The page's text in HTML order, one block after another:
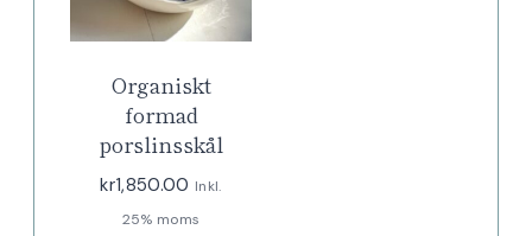
Organiskt
formad
porslinsskål
kr1,850.00 Inkl.
25% moms